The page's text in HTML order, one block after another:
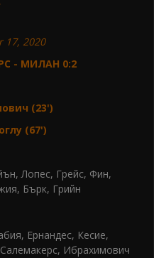
17, 2020
- МИЛАН 0:2
(23')
(67')
Лопес, Грейс, Фин,
Бърк, Грийн
Ернандес, Кесие,
Ибрахимович